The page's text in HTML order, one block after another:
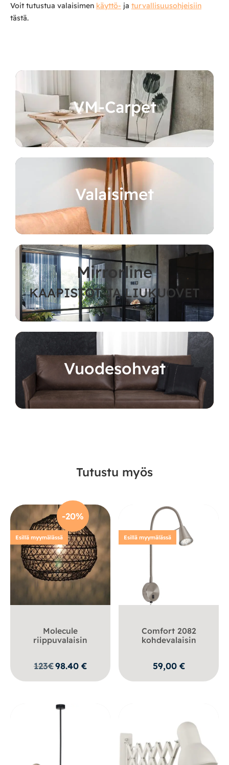
Voit tutustua valaisimen käyttö- ja turvallisuusohjeisiin
tästä.
VM-Carpet
Valaisimet
Mirrorline
KAAPISTOT JA LIUKUOVET
Vuodesohvat
Tutustu myös
-20%
Esillä myymälässä
Molecule
riippuvalaisin
123€98.40 €
Esillä myymälässä
Comfort 2082
kohdevalaisin
59,00 €